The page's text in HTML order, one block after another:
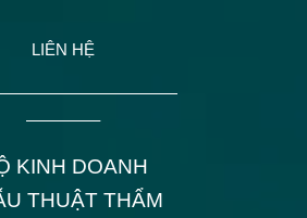
LIÊN HỆ
————–
KINH DOANH
THUẬT THẨM